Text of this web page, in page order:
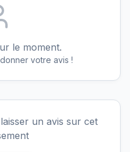
le moment.
votre avis !
un avis sur cet